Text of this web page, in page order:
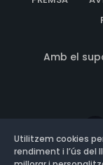
Amb el
Utilitzem cookies
rendiment i l’ús del